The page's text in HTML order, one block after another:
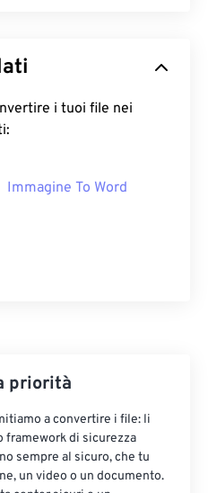
i tuoi file nei
Immagine To Word
priorità
a convertire i file: li
framework di sicurezza
sempre al sicuro, che tu
un video o un documento.